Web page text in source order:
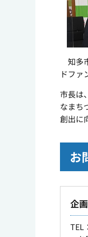
知多
ドファ
市長は
なまち
創出に
お
企
TEL